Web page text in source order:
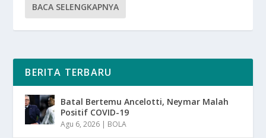
BACA SELENGKAPNYA
BERITA TERBARU
Batal Bertemu Ancelotti, Neymar Malah
Positif COVID-19
Agu 6, 2026 | BOLA